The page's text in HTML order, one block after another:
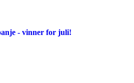
- vinner for juli!